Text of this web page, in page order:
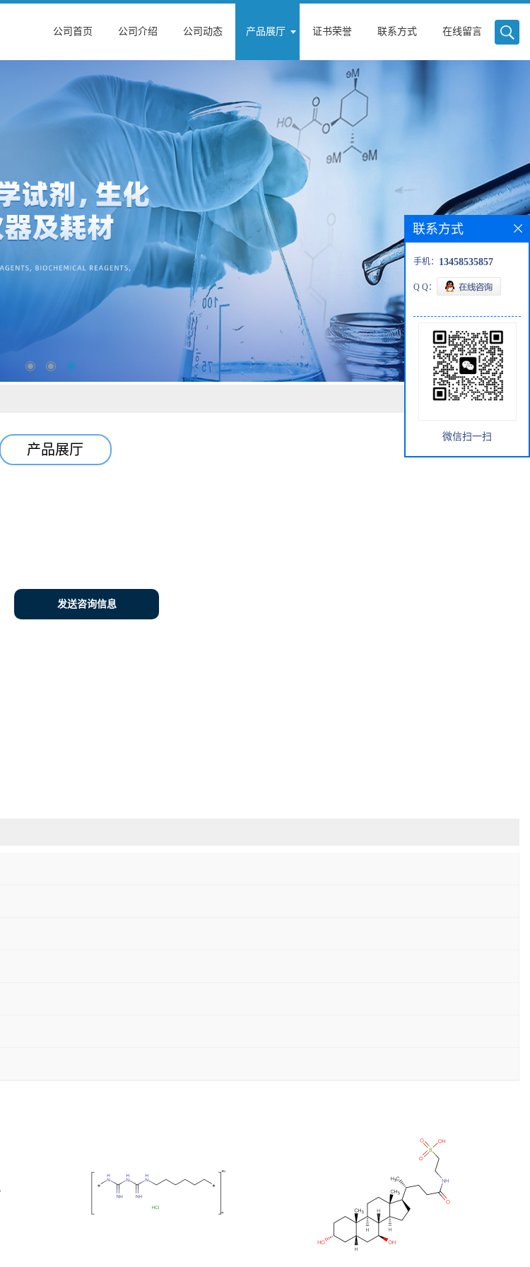
公司首页 公司介绍 公司动态 产品展厅 证书荣誉 联系方式 在线留言
产品展厅
发送咨询信息
联系方式
手机： 13458535857
Q Q：
微信扫一扫